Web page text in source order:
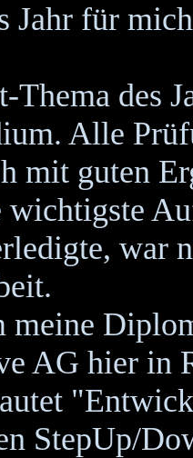
Jahr für
Thema des
Alle
mit guten
war
meine
AG hier in
StepUp/